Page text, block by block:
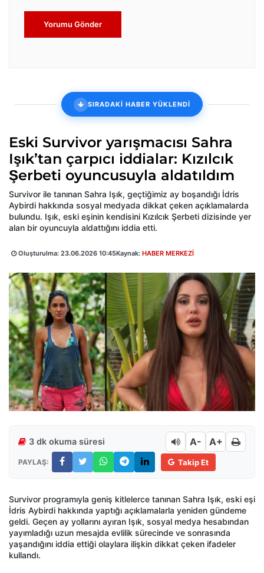
Yorumu Gönder
SIRADAKİ HABER YÜKLENDİ
Eski Survivor yarışmacısı Sahra
Işık’tan çarpıcı iddialar: Kızılcık
Şerbeti oyuncusuyla aldatıldım
Survivor ile tanınan Sahra Işık, geçtiğimiz ay boşandığı İdris
Aybirdi hakkında sosyal medyada dikkat çeken açıklamalarda
bulundu. Işık, eski eşinin kendisini Kızılcık Şerbeti dizisinde yer
alan bir oyuncuyla aldattığını iddia etti.
Oluşturulma: 23.06.2026 10:45Kaynak: HABER MERKEZİ
3 dk okuma süresi A- A+
PAYLAŞ: Takip Et
Survivor programıyla geniş kitlelerce tanınan Sahra Işık, eski eşi
İdris Aybirdi hakkında yaptığı açıklamalarla yeniden gündeme
geldi. Geçen ay yollarını ayıran Işık, sosyal medya hesabından
yayımladığı uzun mesajda evlilik sürecinde ve sonrasında
yaşandığını iddia ettiği olaylara ilişkin dikkat çeken ifadeler
kullandı.